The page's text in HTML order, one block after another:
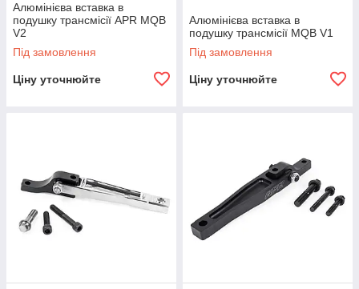
Алюмінієва вставка в
подушку трансмісії APR MQB
V2
Під замовлення
Ціну уточнюйте
Алюмінієва вставка в
подушку трансмісії MQB V1
Під замовлення
Ціну уточнюйте